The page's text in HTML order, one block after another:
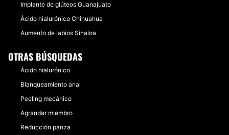
Implante de glúteos Guanajuato
Ácido hialurónico Chihuahua
Aumento de labios Sinaloa
OTRAS BÚSQUEDAS
Ácido hialurónico
Blanqueamiento anal
Peeling mecánico
Agrandar miembro
Reducción panza